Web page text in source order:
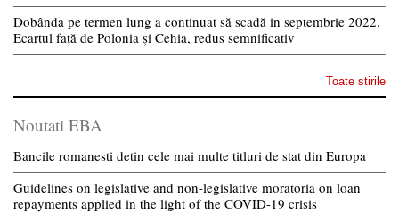
Dobânda pe termen lung a continuat să scadă in septembrie 2022.
Ecartul față de Polonia și Cehia, redus semnificativ
Toate stirile
Noutati EBA
Bancile romanesti detin cele mai multe titluri de stat din Europa
Guidelines on legislative and non-legislative moratoria on loan
repayments applied in the light of the COVID-19 crisis